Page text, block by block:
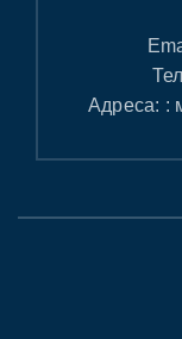
Адреса: :